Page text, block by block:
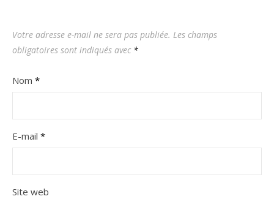
Votre adresse e-mail ne sera pas publiée. Les champs
obligatoires sont indiqués avec *
Nom *
E-mail *
Site web